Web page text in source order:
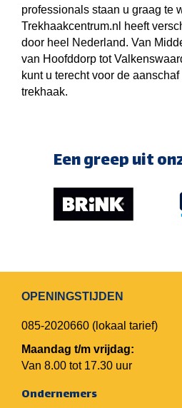
professionals staan u graag te
Trekhaakcentrum.nl heeft
door heel Nederland. Van
van Hoofddorp tot
kunt u terecht voor de
trekhaak.
Een greep uit
OPENINGSTIJDEN
085-2020660 (lokaal tarief)
Maandag t/m vrijdag:
Van 8.00 tot 17.30 uur
Ondernemers